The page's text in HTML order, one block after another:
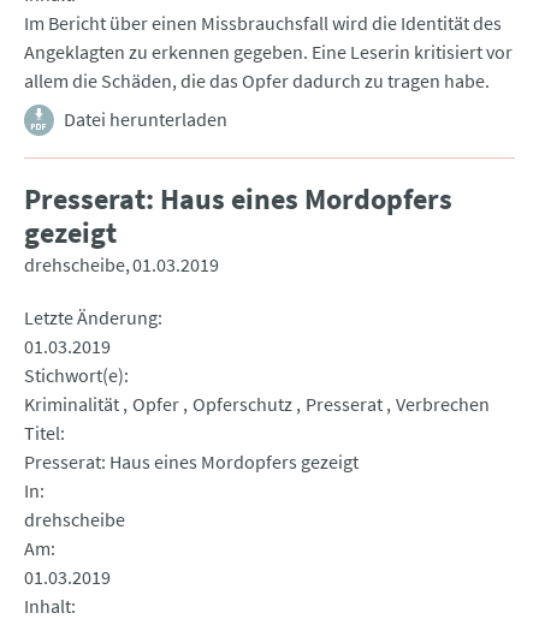
Im Bericht über einen Missbrauchsfall wird die Identität des
Angeklagten zu erkennen gegeben. Eine Leserin kritisiert vor
allem die Schäden, die das Opfer dadurch zu tragen habe.
Datei herunterladen
Presserat: Haus eines Mordopfers
gezeigt
drehscheibe 01.03.2019
Letzte Änderung
01.03.2019
Stichwort(e)
Kriminalität Opfer Opferschutz Presserat Verbrechen
Titel
Presserat: Haus eines Mordopfers gezeigt
In
drehscheibe
Am
01.03.2019
Inhalt